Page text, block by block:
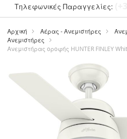
Τηλεφωνικές Παραγγελίες:
Μετάβαση
περιεχόμενο
Αρχική Αέρας - Ανεμιστήρες
Ανεμιστήρες
Ανεμιστήρας οροφής HUNTER FINLEY
στο
τέλος
συλλογής